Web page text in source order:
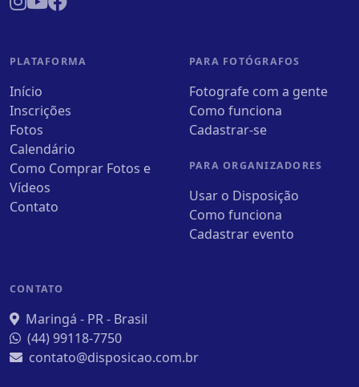
PLATAFORMA
Início
Inscrições
Fotos
Calendário
Como Comprar Fotos e
Vídeos
Contato
PARA FOTÓGRAFOS
Fotografe com a gente
Como funciona
Cadastrar-se
PARA ORGANIZADORES
Usar o Disposição
Como funciona
Cadastrar evento
CONTATO
Maringá - PR - Brasil
(44) 99118-7750
contato@disposicao.com.br